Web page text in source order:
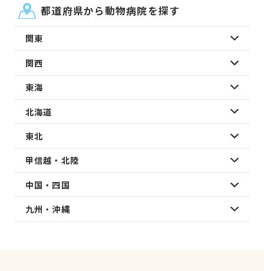
都道府県から動物病院を探す
関東
関西
東海
北海道
東北
甲信越・北陸
中国・四国
九州・沖縄